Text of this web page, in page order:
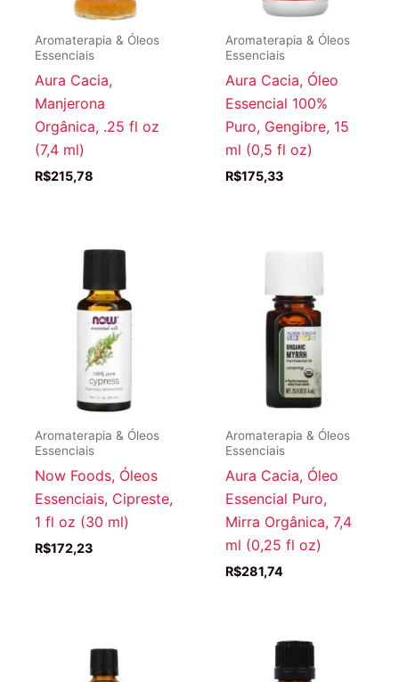
Aromaterapia & Óleos
Essenciais
Aura Cacia,
Manjerona
Orgânica, .25 fl oz
(7,4 ml)
R$215,78
Aromaterapia & Óleos
Essenciais
Aura Cacia, Óleo
Essencial 100%
Puro, Gengibre, 15
ml (0,5 fl oz)
R$175,33
Aromaterapia & Óleos
Essenciais
Now Foods, Óleos
Essenciais, Cipreste,
1 fl oz (30 ml)
R$172,23
Aromaterapia & Óleos
Essenciais
Aura Cacia, Óleo
Essencial Puro,
Mirra Orgânica, 7,4
ml (0,25 fl oz)
R$281,74